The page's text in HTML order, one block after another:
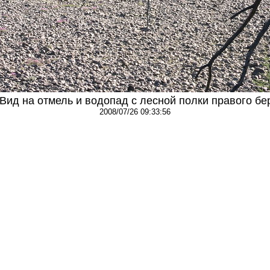
на отмель и водопад с лесной полки правого
2008/07/26 09:33:56